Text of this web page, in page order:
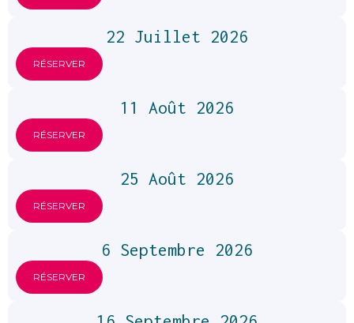
22 Juillet 2026
RÉSERVER
11 Août 2026
RÉSERVER
25 Août 2026
RÉSERVER
6 Septembre 2026
RÉSERVER